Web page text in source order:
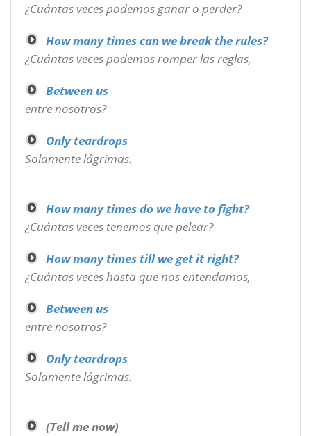
¿Cuántas veces podemos ganar o perder?
How many times can we break the rules?
¿Cuántas veces podemos romper las reglas,
Between us
entre nosotros?
Only teardrops
Solamente lágrimas.
How many times do we have to fight?
¿Cuántas veces tenemos que pelear?
How many times till we get it right?
¿Cuántas veces hasta que nos entendamos,
Between us
entre nosotros?
Only teardrops
Solamente lágrimas.
(Tell me now)